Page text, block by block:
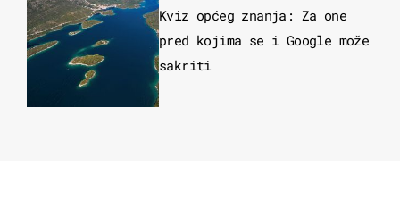
Kviz općeg znanja: Za one
pred kojima se i Google može
sakriti